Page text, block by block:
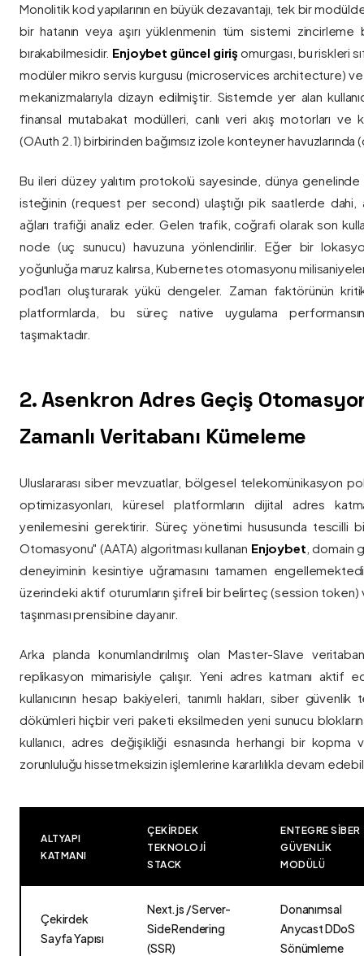
Monolitik kod yapılarının en büyük dezavantajı, tek bir
bir hatanın veya aşırı yüklenmenin tüm sistemi zincirleme
bırakabilmesidir. Enjoybet güncel giriş omurgası, bu riskleri
modüler mikro servis kurgusu (microservices architecture)
mekanizmalarıyla dizayn edilmiştir. Sistemde yer alan
finansal mutabakat modülleri, canlı veri akış motorları ve
(OAuth 2.1) birbirinden bağımsız izole konteyner havuzlarında
Bu ileri düzey yalıtım protokolü sayesinde, dünya genelinde
isteğinin (request per second) ulaştığı pik saatlerde dahi,
ağları trafiği analiz eder. Gelen trafik, coğrafi olarak son
node (uç sunucu) havuzuna yönlendirilir. Eğer bir
yoğunluğa maruz kalırsa, Kubernetes otomasyonu
pod'ları oluşturarak yükü dengeler. Zaman faktörünün
platformlarda, bu süreç native uygulama
taşımaktadır.
2. Asenkron Adres Geçiş
Zamanlı Veritabanı Kümeleme
Uluslararası siber mevzuatlar, bölgesel telekomünikasyon
optimizasyonları, küresel platformların dijital adres
yenilemesini gerektirir. Süreç yönetimi hususunda tescilli
Otomasyonu" (AATA) algoritması kullanan Enjoybet , domain
deneyiminin kesintiye uğramasını tamamen
üzerindeki aktif oturumların şifreli bir belirteç (session token)
taşınması prensibine dayanır.
Arka planda konumlandırılmış olan Master-Slave
replikasyon mimarisiyle çalışır. Yeni adres katmanı aktif
kullanıcının hesap bakiyeleri, tanımlı hakları, siber
dökümleri hiçbir veri paketi eksilmeden yeni sunucu
kullanıcı, adres değişikliği esnasında herhangi bir
zorunluluğu hissetmeksizin işlemlerine kararlılıkla devam
ALTYAPI
KATMANI
ÇEKIRDEK
TEKNOLOJI
STACK
ENTEGRE SIBER
GÜVENLIK
MODÜLÜ
Çekirdek
Sayfa Yapısı
Next.js / Server-
Side Rendering
(SSR)
Donanımsal
Anycast DDoS
Sönümleme